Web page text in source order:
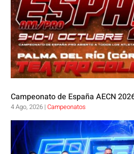
Campeonato de España AECN
4 Ago, 2026 |Campeonatos